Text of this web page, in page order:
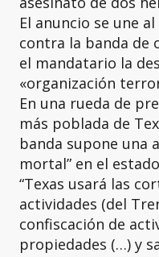
El anuncio se une
contra la banda de
el mandatario la
«organización
En una rueda de
más poblada de
banda supone una
mortal” en el
“Texas usará las
actividades (del
confiscación de
propiedades (…) y